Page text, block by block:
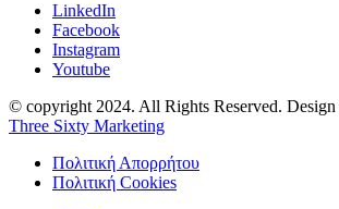
LinkedIn
Facebook
Instagram
Youtube
© copyright 2024. All Rights Reserved.
Three Sixty Marketing
Πολιτική Απορρήτου
Πολιτική Cookies